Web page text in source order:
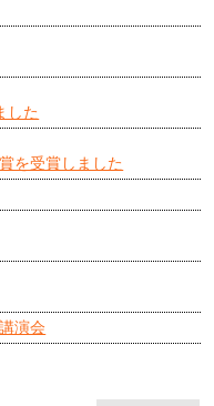
した
を受賞しました
演会